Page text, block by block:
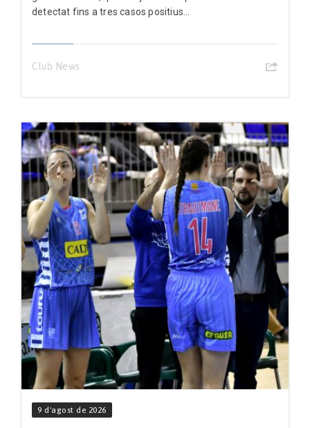
detectat fins a tres casos positius...
Club News
9 d'agost de 2026